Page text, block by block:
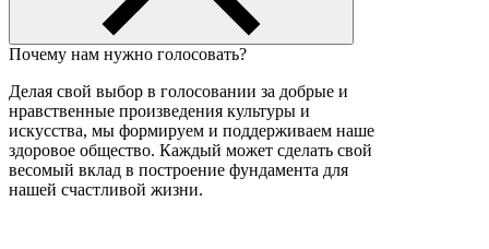
Почему нам нужно голосовать?
Делая свой выбор в голосовании за добрые и
нравственные произведения культуры и
искусства, мы формируем и поддерживаем наше
здоровое общество. Каждый может сделать свой
весомый вклад в построение фундамента для
нашей счастливой жизни.